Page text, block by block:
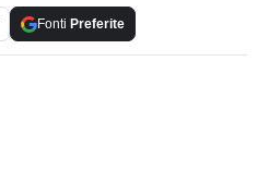
Fonti Preferite